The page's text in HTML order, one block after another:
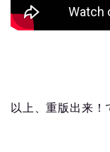
以上、重版出来！